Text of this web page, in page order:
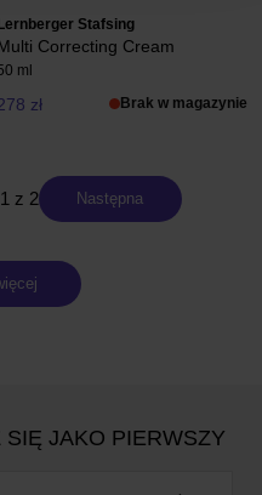
Lernberger Stafsing
Correcting Cream
ml
zł Brak w magazynie
z 2 Następna
SIĘ JAKO PIERWSZY